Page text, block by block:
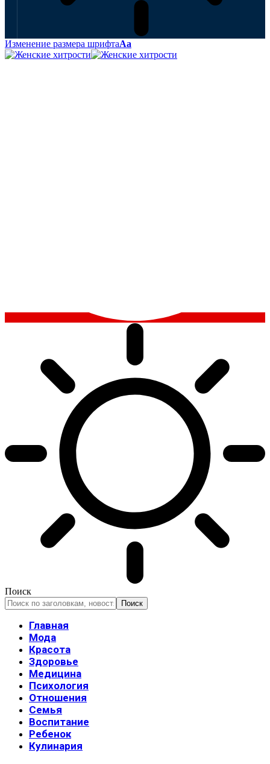
Изменение размера шрифтаАа
Поиск
Главная
Мода
Красота
Здоровье
Медицина
Психология
Отношения
Семья
Воспитание
Ребенок
Кулинария